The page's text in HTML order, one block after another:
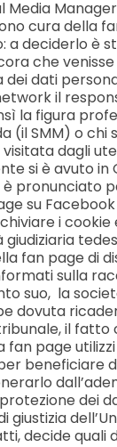
Media
cura della
a deciderlo è
che
dati
il
la figura
(il SMM) o chi
dagli
si è avuto in
pronunciato
su
i
giudiziaria
fan page di
sulla
suo, la
dovuta
il fatto
fan page
beneficiare
dei
decide quali